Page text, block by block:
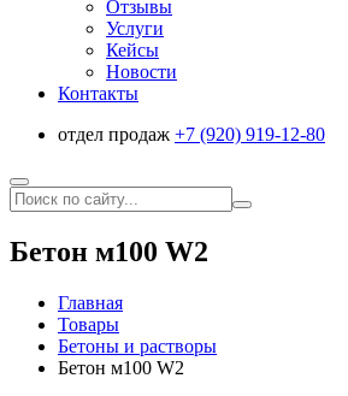
Отзывы
Услуги
Кейсы
Новости
Контакты
отдел продаж +7 (920) 919-12-80
Бетон м100 W2
Главная
Товары
Бетоны и растворы
Бетон м100 W2